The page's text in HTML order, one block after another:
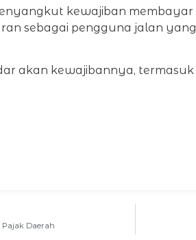
kewajiban membayar
sebagai pengguna jalan yang
akan kewajibannya, termasuk
Pajak Daerah